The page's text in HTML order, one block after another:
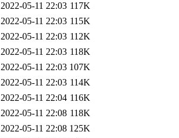
2022-05-11 22:03 117K
2022-05-11 22:03 115K
2022-05-11 22:03 112K
2022-05-11 22:03 118K
2022-05-11 22:03 107K
2022-05-11 22:03 114K
2022-05-11 22:04 116K
2022-05-11 22:08 118K
2022-05-11 22:08 125K